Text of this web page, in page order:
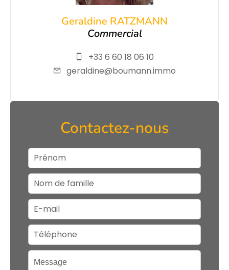
Geraldine RATZMANN
Commercial
+33 6 60 18 06 10
geraldine@boumann.immo
Contactez-nous